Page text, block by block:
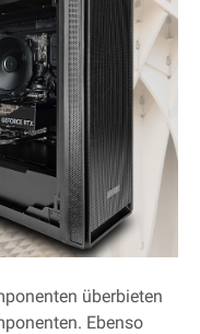
überbieten
Ebenso